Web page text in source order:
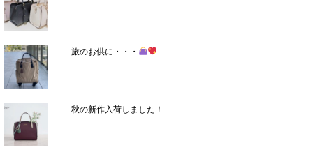
旅のお供に・・・
秋の新作入荷しました！